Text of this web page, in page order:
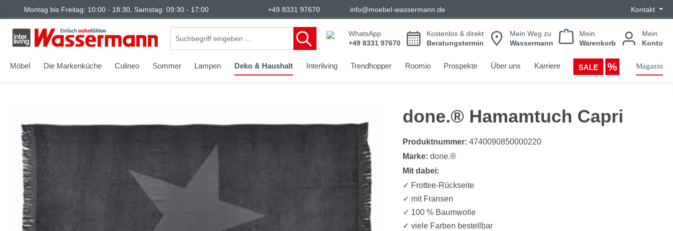
Zur Hauptnavigation springen
Montag bis Freitag: 10:00 - 18:30, Samstag: 09:30 - 17:00 +49 8331 97670 info@moebel-wassermann.de Kontakt
WhatsApp
+49 8331 97670
Kostenlos & direkt
Beratungstermin
Mein Weg zu
Wassermann
Mein
Warenkorb
Mein
Konto
Möbel Die Markenküche Culineo Sommer Lampen Deko & Haushalt Interliving Trendhopper Roomio Prospekte Über uns Karriere SALE Magazin
done.® Hamamtuch Capri
Produktnummer: 4740090850000220
Marke: done.®
Mit dabei:
✓ Frottee-Rückseite
✓ mit Fransen
✓ 100 % Baumwolle
✓ viele Farben bestellbar